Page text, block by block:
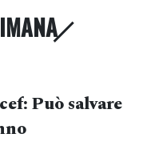
Può salvare